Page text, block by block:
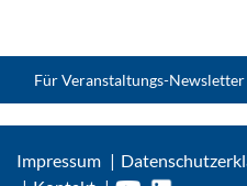
Für Veranstaltungs-Newsletter
Impressum